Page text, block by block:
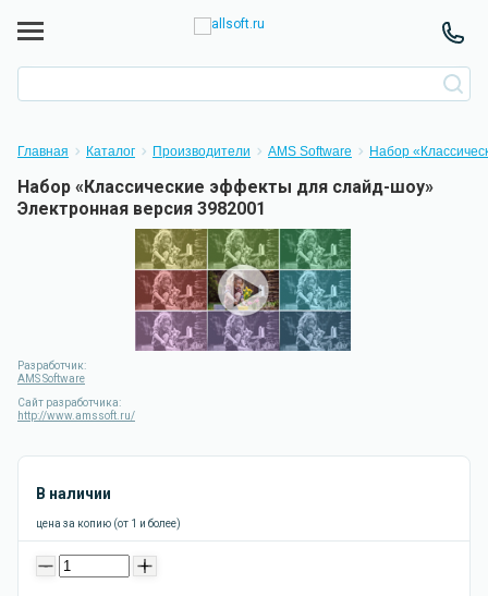
Главная Каталог Производители AMS Software Набор
Набор «Классические эффекты для слайд-шоу»
Электронная версия 3982001
Разработчик:
AMS Software
Сайт разработчика:
http://www.amssoft.ru/
В наличии
цена за копию (от 1 и более)
- +